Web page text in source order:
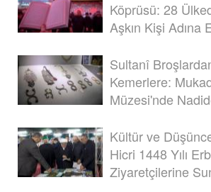
Köprüsü: 28
Aşkın Kişi Adına
Sultanî
Kemerlere:
Müzesi'nde
Kültür ve
Hicri 1448 Yılı
Ziyaretçilerine